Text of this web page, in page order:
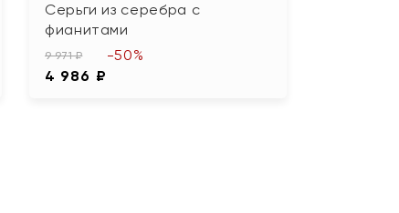
Серьги из серебра с
фианитами
9 971 ₽
4 986 ₽
-50%